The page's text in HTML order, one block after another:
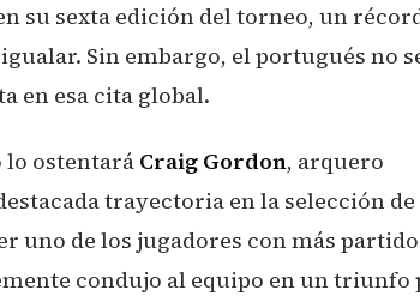
su sexta edición del torneo, un
Sin embargo, el portugués no
en esa cita global.
lo ostentará Craig Gordon, arquero
trayectoria en la selección de
uno de los jugadores con más
condujo al equipo en un triunfo